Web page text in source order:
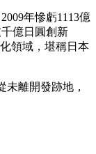
年慘虧1113億
億日圓創新
領域，堪稱日本
未離開發跡地，